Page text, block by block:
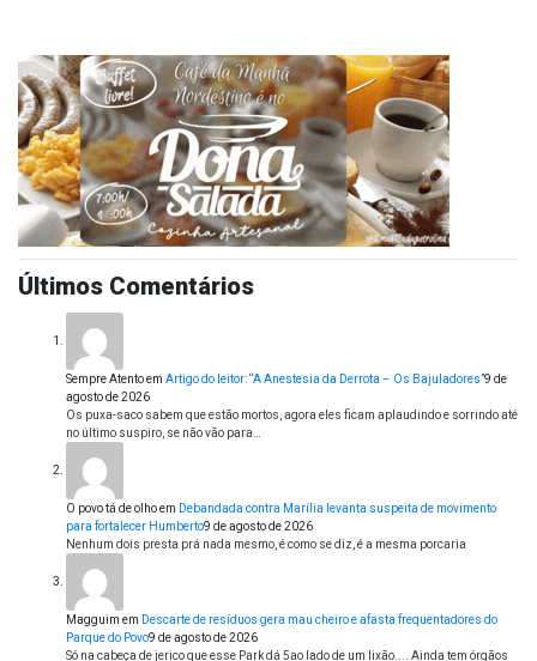
Últimos Comentários
Sempre Atentoem Artigo do leitor: “A Anestesia da Derrota – Os Bajuladores”9 de
agosto de 2026
Os puxa-saco sabem que estão mortos, agora eles ficam aplaudindo e sorrindo até
no último suspiro, se não vão para…
O povo tá de olhoem Debandada contra Marília levanta suspeita de movimento
para fortalecer Humberto9 de agosto de 2026
Nenhum dois presta prá nada mesmo, é como se diz, é a mesma porcaria
Magguim em Descarte de resíduos gera mau cheiro e afasta frequentadores do
Parque do Povo9 de agosto de 2026
Só na cabeça de jerico que esse Park dá 5ao lado de um lixão.... Ainda tem órgãos